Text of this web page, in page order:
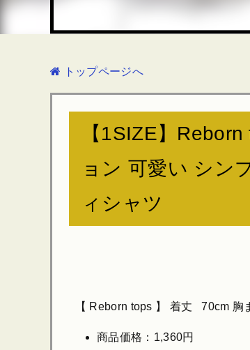
トップページへ
【1SIZE】
ョン 可愛い シン
ィシャツ
【 Reborn tops 】 着丈 70cm 胸
商品価格：1,360円